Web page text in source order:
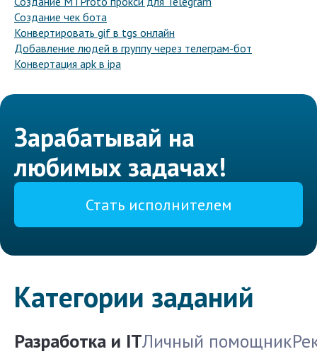
Создание чек бота
Конвертировать gif в tgs онлайн
Добавление людей в группу через телеграм-бот
Конвертация apk в ipa
Зарабатывай на
любимых задачах!
Стать исполнителем
Категории заданий
Разработка и ITЛичный помощник